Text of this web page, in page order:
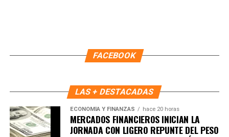
Recibe las noticias al instante
Únete al canal oficial de WhatsApp de
FACEBOOK
LAS + DESTACADAS
ECONOMÍA Y FINANZAS hace 20 horas
MERCADOS FINANCIEROS INICIAN LA
JORNADA CON LIGERO REPUNTE DEL PESO